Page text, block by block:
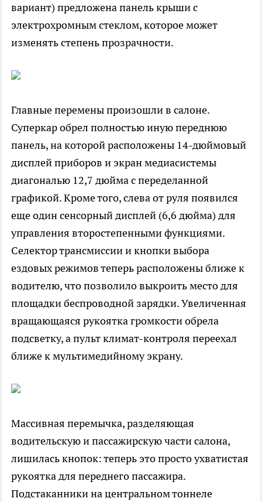
вариант) предложена панель крыши с
электрохромным стеклом, которое может
изменять степень прозрачности.
Главные перемены произошли в салоне.
Суперкар обрел полностью иную переднюю
панель, на которой расположены 14-дюймовый
дисплей приборов и экран медиасистемы
диагональю 12,7 дюйма с переделанной
графикой. Кроме того, слева от руля появился
еще один сенсорный дисплей (6,6 дюйма) для
управления второстепенными функциями.
Селектор трансмиссии и кнопки выбора
ездовых режимов теперь расположены ближе к
водителю, что позволило выкроить место для
площадки беспроводной зарядки. Увеличенная
вращающаяся рукоятка громкости обрела
подсветку, а пульт климат-контроля переехал
ближе к мультимедийному экрану.
Массивная перемычка, разделяющая
водительскую и пассажирскую части салона,
лишилась кнопок: теперь это просто ухватистая
рукоятка для переднего пассажира.
Подстаканники на центральном тоннеле